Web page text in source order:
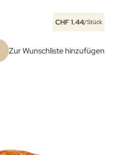
CHF 1.44/Stück
Zur Wunschliste hinzufügen